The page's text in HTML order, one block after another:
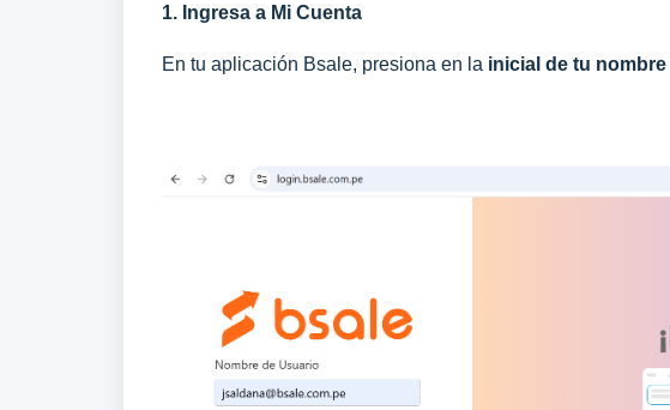
1. Ingresa a Mi Cuenta
En tu aplicación Bsale, presiona en la inicial de tu nombre